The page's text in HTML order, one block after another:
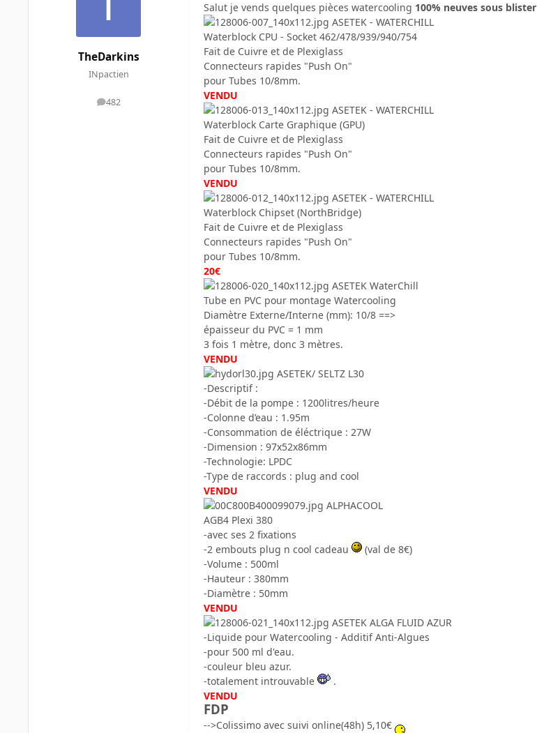
TheDarkins
INpactien
482
messages
Salut je vends quelques pièces watercooling 100% neuves sous blister
ASETEK - WATERCHILL
Waterblock CPU - Socket 462/478/939/940/754
Fait de Cuivre et de Plexiglass
Connecteurs rapides "Push On"
pour Tubes 10/8mm.
VENDU
ASETEK - WATERCHILL
Waterblock Carte Graphique (GPU)
Fait de Cuivre et de Plexiglass
Connecteurs rapides "Push On"
pour Tubes 10/8mm.
VENDU
ASETEK - WATERCHILL
Waterblock Chipset (NorthBridge)
Fait de Cuivre et de Plexiglass
Connecteurs rapides "Push On"
pour Tubes 10/8mm.
20€
ASETEK WaterChill
Tube en PVC pour montage Watercooling
Diamètre Externe/Interne (mm): 10/8 ==>
épaisseur du PVC = 1 mm
3 fois 1 mètre, donc 3 mètres.
VENDU
ASETEK/ SELTZ L30
-Descriptif :
-Débit de la pompe : 1200litres/heure
-Colonne d’eau : 1.95m
-Consommation de éléctrique : 27W
-Dimension : 97x52x86mm
-Technologie: LPDC
-Type de raccords : plug and cool
VENDU
ALPHACOOL
AGB4 Plexi 380
-avec ses 2 fixations
-2 embouts plug n cool cadeau
(val de 8€)
-Volume : 500ml
-Hauteur : 380mm
-Diamètre : 50mm
VENDU
ASETEK ALGA FLUID AZUR
-Liquide pour Watercooling - Additif Anti-Algues
-pour 500 ml d'eau.
-couleur bleu azur.
-totalement introuvable
.
VENDU
FDP
-->Colissimo avec suivi online(48h) 5,10€